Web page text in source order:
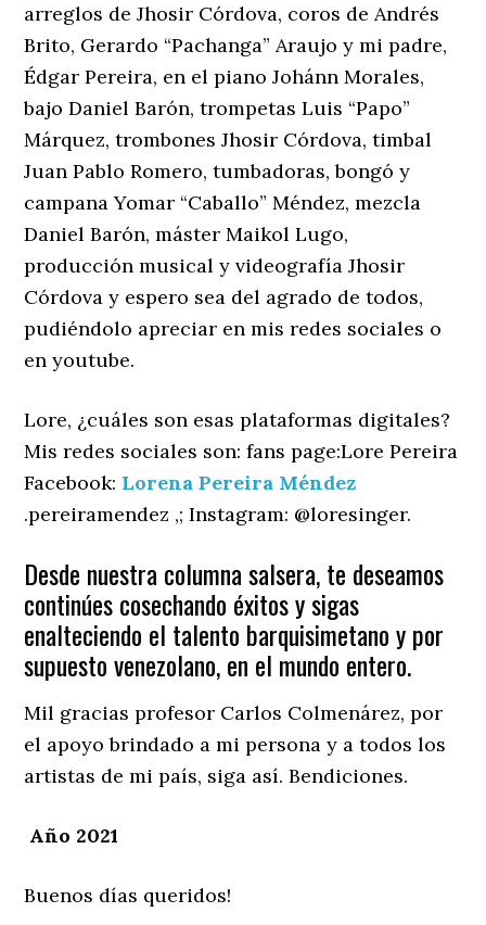
arreglos de Jhosir Córdova, coros de Andrés
Brito, Gerardo “Pachanga” Araujo y mi padre,
Édgar Pereira, en el piano Johánn Morales,
bajo Daniel Barón, trompetas Luis “Papo”
Márquez, trombones Jhosir Córdova, timbal
Juan Pablo Romero, tumbadoras, bongó y
campana Yomar “Caballo” Méndez, mezcla
Daniel Barón, máster Maikol Lugo,
producción musical y videografía Jhosir
Córdova y espero sea del agrado de todos,
pudiéndolo apreciar en mis redes sociales o
en youtube.
Lore, ¿cuáles son esas plataformas digitales?
Mis redes sociales son: fans page:Lore Pereira
Facebook: Lorena Pereira Méndez
.pereiramendez ,; Instagram: @loresinger.
Desde nuestra columna salsera, te deseamos
continúes cosechando éxitos y sigas
enalteciendo el talento barquisimetano y por
supuesto venezolano, en el mundo entero.
Mil gracias profesor Carlos Colmenárez, por
el apoyo brindado a mi persona y a todos los
artistas de mi país, siga así. Bendiciones.
Año 2021
Buenos días queridos!